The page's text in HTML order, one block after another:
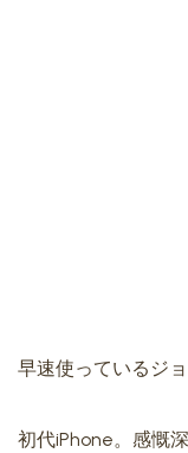
早速使っているジョ
初代iPhone。感慨深